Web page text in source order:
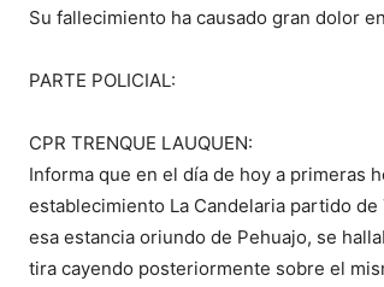
Su fallecimiento ha causado gran dolor
PARTE POLICIAL:
CPR TRENQUE LAUQUEN:
Informa que en el día de hoy a primeras
establecimiento La Candelaria partido
esa estancia oriundo de Pehuajo, se
tira cayendo posteriormente sobre el